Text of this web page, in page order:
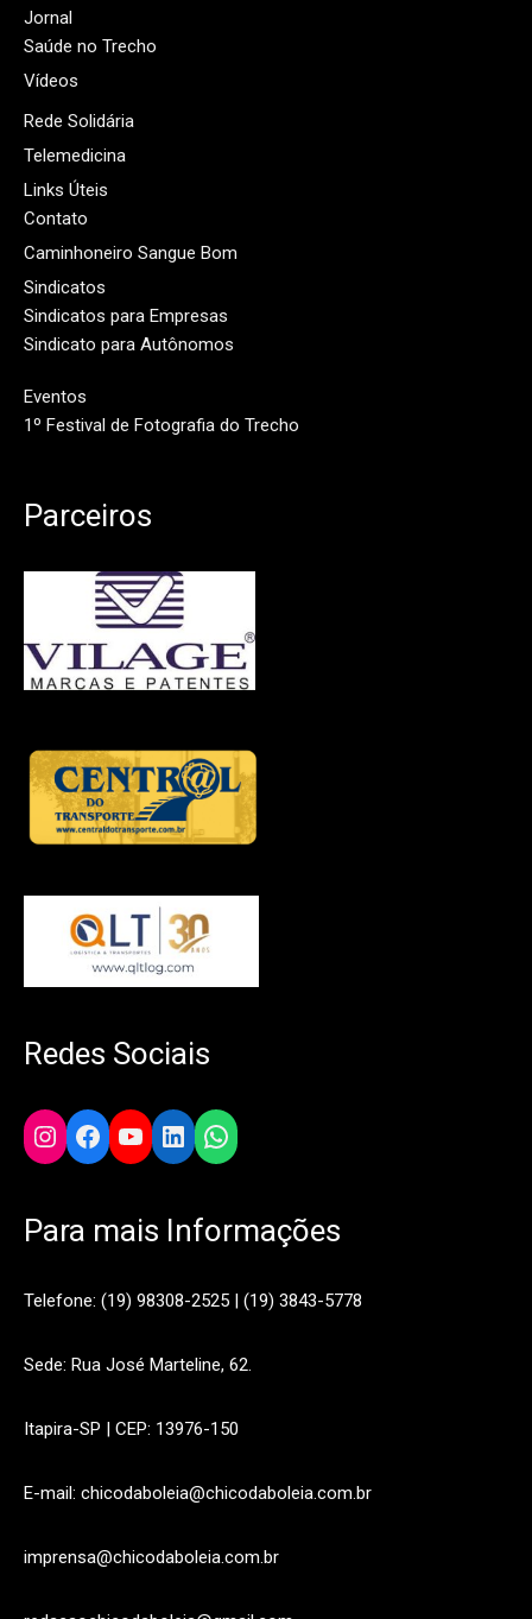
Jornal
Saúde no Trecho
Vídeos
Rede Solidária
Telemedicina
Links Úteis
Contato
Caminhoneiro Sangue Bom
Sindicatos
Sindicatos para Empresas
Sindicato para Autônomos
Eventos
1º Festival de Fotografia do Trecho
Parceiros
Redes Sociais
Instagram
Facebook
YouTube
LinkedIn
WhatsApp
Para mais Informações
Telefone: (19) 98308-2525 | (19) 3843-5778
Sede: Rua José Marteline, 62.
Itapira-SP | CEP: 13976-150
E-mail: chicodaboleia@chicodaboleia.com.br
imprensa@chicodaboleia.com.br